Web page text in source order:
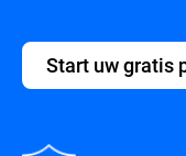
Start uw gratis